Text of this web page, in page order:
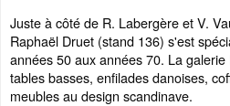
Juste à côté de R. Labergère et V.
Raphaël Druet (stand 136) s'est
années 50 aux années 70. La
tables basses, enfilades danoises,
meubles au design scandinave.